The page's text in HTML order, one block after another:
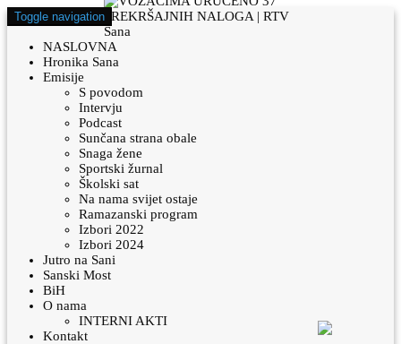
Toggle navigation
NASLOVNA
Hronika Sana
Emisije
S povodom
Intervju
Podcast
Sunčana strana obale
Snaga žene
Sportski žurnal
Školski sat
Na nama svijet ostaje
Ramazanski program
Izbori 2022
Izbori 2024
Jutro na Sani
Sanski Most
BiH
O nama
INTERNI AKTI
Kontakt